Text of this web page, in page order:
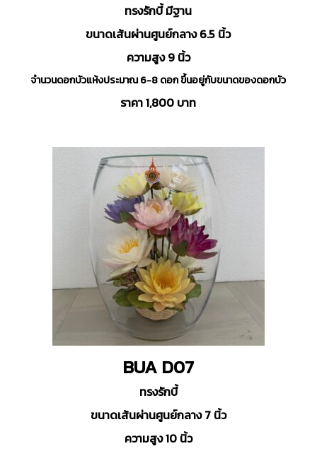
ทรงรักบี้ มีฐาน
ขนาดเส้นผ่านศูนย์กลาง 6.5 นิ้ว
ความสูง 9 นิ้ว
จำนวนดอกบัวแห้งประมาณ 6-8 ดอก ขึ้นอยู่กับขนาดของดอกบัว
ราคา 1,800 บาท
BUA D07
ทรงรักบี้
ขนาดเส้นผ่านศูนย์กลาง 7 นิ้ว
ความสูง 10 นิ้ว